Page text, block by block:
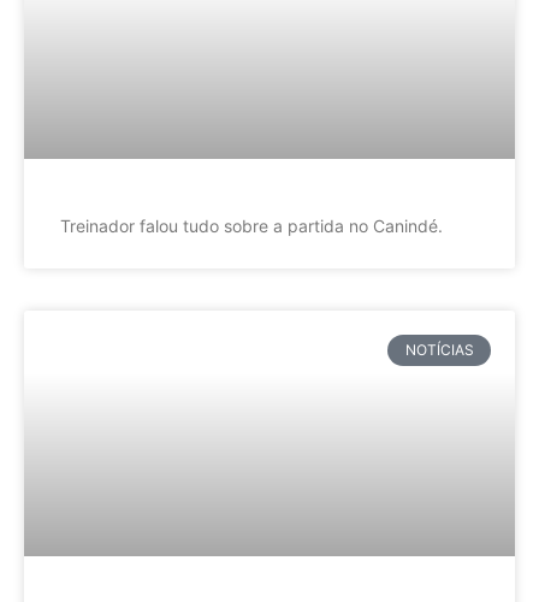
Treinador falou tudo sobre a partida no Canindé.
NOTÍCIAS